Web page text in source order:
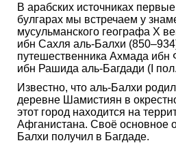
В арабских источниках
булгарах мы встречаем у
мусульманского географа X
ибн Сахля аль-Балхи
путешественника Ахмада ибн
ибн Рашида аль-Багдади (I
Известно, что аль-Балхи
деревне Шамистиян в
этот город находится на
Афганистана. Своё основное
Балхи получил в Багдаде.